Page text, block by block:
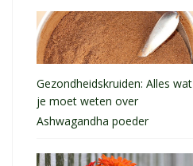
Gezondheidskruiden: Alles wat
je moet weten over
Ashwagandha poeder